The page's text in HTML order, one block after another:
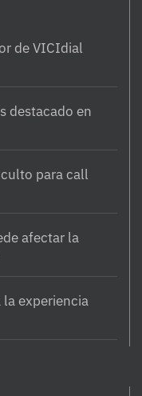
de VICIdial
destacado en
para call
afectar la
experiencia